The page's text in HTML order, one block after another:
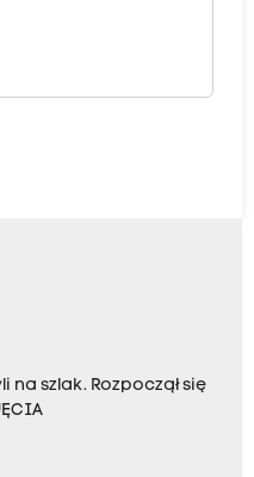
na szlak. Rozpoczął się